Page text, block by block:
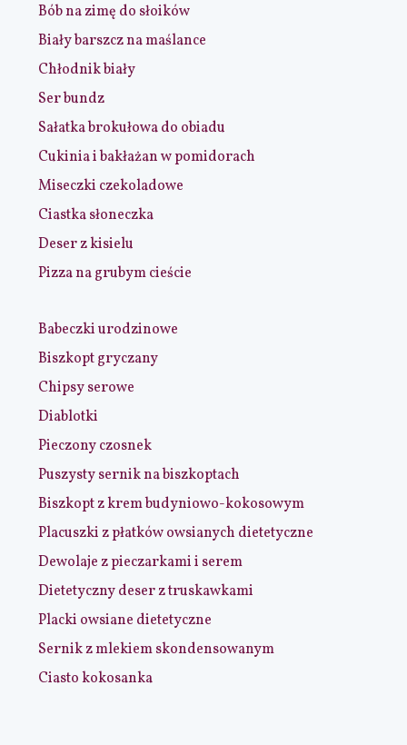
Bób na zimę do słoików
Biały barszcz na maślance
Chłodnik biały
Ser bundz
Sałatka brokułowa do obiadu
Cukinia i bakłażan w pomidorach
Miseczki czekoladowe
Ciastka słoneczka
Deser z kisielu
Pizza na grubym cieście
Babeczki urodzinowe
Biszkopt gryczany
Chipsy serowe
Diablotki
Pieczony czosnek
Puszysty sernik na biszkoptach
Biszkopt z krem budyniowo-kokosowym
Placuszki z płatków owsianych dietetyczne
Dewolaje z pieczarkami i serem
Dietetyczny deser z truskawkami
Placki owsiane dietetyczne
Sernik z mlekiem skondensowanym
Ciasto kokosanka